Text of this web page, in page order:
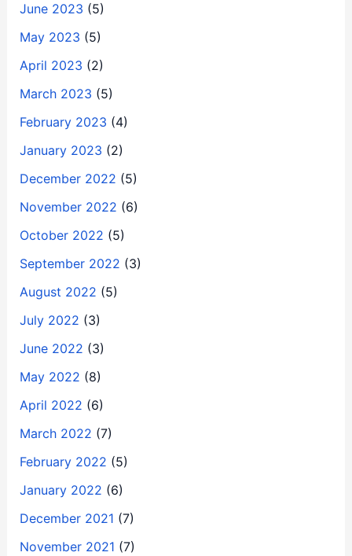
June 2023 (5)
May 2023 (5)
April 2023 (2)
March 2023 (5)
February 2023 (4)
January 2023 (2)
December 2022 (5)
November 2022 (6)
October 2022 (5)
September 2022 (3)
August 2022 (5)
July 2022 (3)
June 2022 (3)
May 2022 (8)
April 2022 (6)
March 2022 (7)
February 2022 (5)
January 2022 (6)
December 2021 (7)
November 2021 (7)